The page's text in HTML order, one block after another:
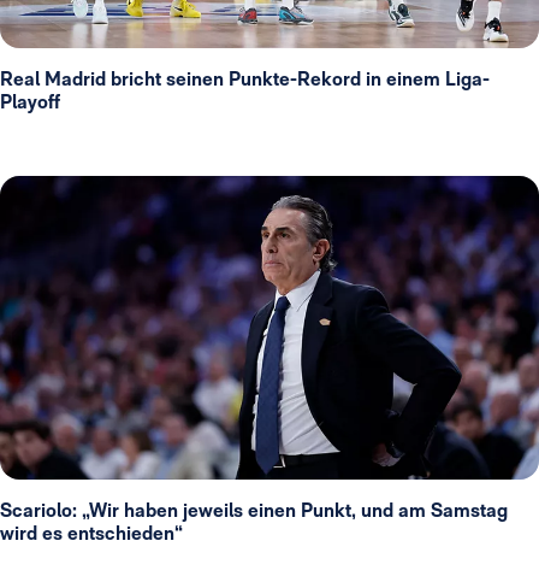
Real Madrid bricht seinen Punkte-Rekord in einem Liga-
Playoff
Scariolo: „Wir haben jeweils einen Punkt, und am Samstag
wird es entschieden“